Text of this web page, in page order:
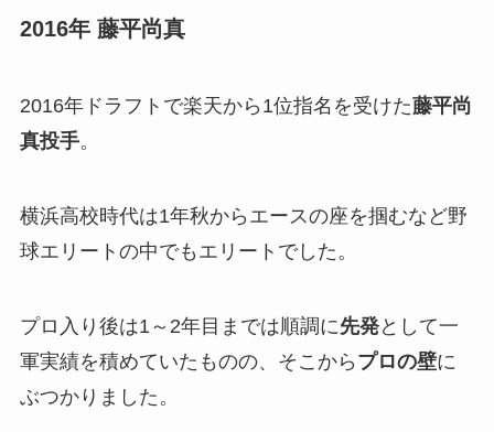
2016年 藤平尚真
2016年ドラフトで楽天から1位指名を受けた藤平尚
真投手。
横浜高校時代は1年秋からエースの座を掴むなど野
球エリートの中でもエリートでした。
プロ入り後は1～2年目までは順調に先発として一
軍実績を積めていたものの、そこから プロの壁に
ぶつかりました。